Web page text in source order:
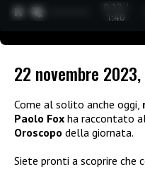
0:12 /
1:40
22 novembre 2023,
Come al solito anche oggi,
Paolo Fox ha raccontato
Oroscopo della giornata.
Siete pronti a scoprire che